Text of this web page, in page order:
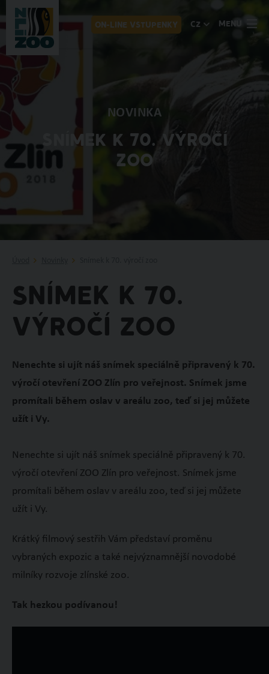
ON-LINE VSTUPENKY CZ MENU
NOVINKA
SNÍMEK K 70. VÝROČÍ
ZOO
Snímek k 70.
výročí zoo
Nenechte si ujít náš snímek speciálně připravený k 70.
výročí otevření ZOO Zlín pro veřejnost. Snímek jsme
promítali během oslav v areálu zoo, teď si jej můžete
užít i Vy.
Nenechte si ujít náš snímek speciálně připravený k 70.
výročí otevření ZOO Zlín pro veřejnost. Snímek jsme
promítali během oslav v areálu zoo, teď si jej můžete
užít i Vy.
Krátký filmový sestřih Vám představí proměnu
vybraných expozic a také nejvýznamnější novodobé
milníky rozvoje zlínské zoo.
Tak hezkou podívanou!